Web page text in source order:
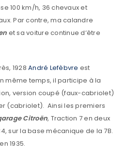
100 km/h, 36 chevaux et
Par contre, ma calandre
et sa voiture continue d’être
1928 André Lefèbvre est
même temps, il participe à la
version coupé (faux-cabriolet)
(cabriolet). Ainsi les premiers
Citroën, Traction 7 en deux
sur la base mécanique de la 7B.
1935.